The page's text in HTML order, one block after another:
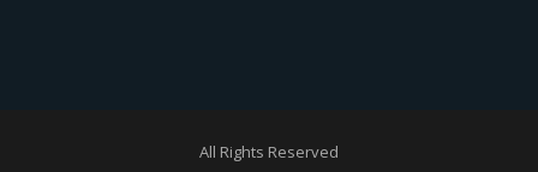
All Rights Reserved